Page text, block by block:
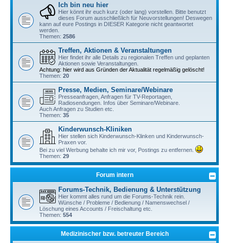
Ich bin neu hier
Hier könnt ihr euch kurz (oder lang) vorstellen. Bitte benutzt
dieses Forum ausschließlich für Neuvorstellungen! Deswegen
kann auf eure Postings in DIESER Kategorie nicht geantwortet
werden.
Themen: 2586
Treffen, Aktionen & Veranstaltungen
Hier findet ihr alle Details zu regionalen Treffen und geplanten
Aktionen sowie Veranstaltungen.
Achtung: hier wird aus Gründen der Aktualität regelmäßig gelöscht!
Themen: 20
Presse, Medien, Seminare/Webinare
Presseanfragen, Anfragen für TV-Reportagen,
Radiosendungen. Infos über Seminare/Webinare.
Auch Anfragen zu Studien etc.
Themen: 35
Kinderwunsch-Kliniken
Hier stellen sich Kinderwunsch-Klinken und Kinderwunsch-
Praxen vor.
Bei zu viel Werbung behalte ich mir vor, Postings zu entfernen.
Themen: 29
Forum intern
Forums-Technik, Bedienung & Unterstützung
Hier kommt alles rund um die Forums-Technik rein.
Wünsche / Probleme / Bedienung / Namenswechsel /
Löschung eines Accounts / Freischaltung etc.
Themen: 554
Medizinischer bzw. betreuter Bereich